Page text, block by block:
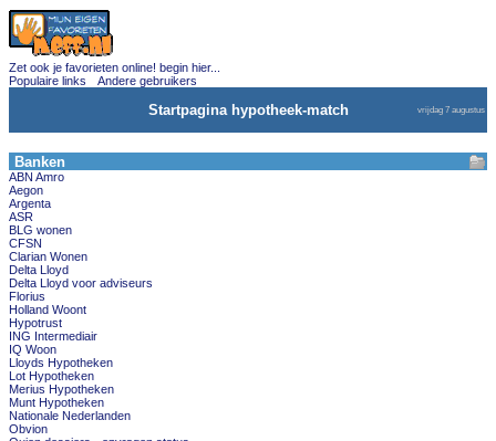
Zet ook je favorieten online! begin hier...
Populaire links
Andere gebruikers
Startpagina hypotheek-match vrijdag 7 augustus
Banken
ABN Amro
Aegon
Argenta
ASR
BLG wonen
CFSN
Clarian Wonen
Delta Lloyd
Delta Lloyd voor adviseurs
Florius
Holland Woont
Hypotrust
ING Intermediair
IQ Woon
Lloyds Hypotheken
Lot Hypotheken
Merius Hypotheken
Munt Hypotheken
Nationale Nederlanden
Obvion